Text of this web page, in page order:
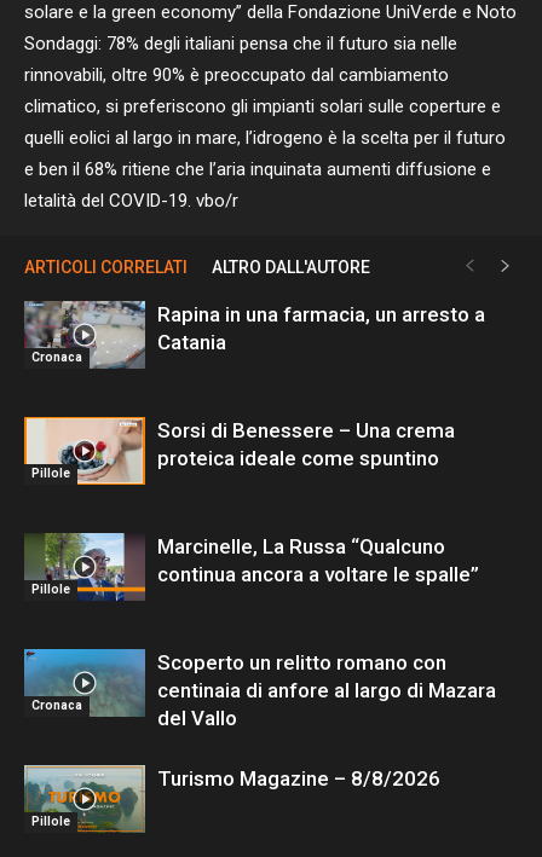
solare e la green economy” della Fondazione UniVerde e Noto
Sondaggi: 78% degli italiani pensa che il futuro sia nelle
rinnovabili, oltre 90% è preoccupato dal cambiamento
climatico, si preferiscono gli impianti solari sulle coperture e
quelli eolici al largo in mare, l’idrogeno è la scelta per il futuro
e ben il 68% ritiene che l’aria inquinata aumenti diffusione e
letalità del COVID-19. vbo/r
ARTICOLI CORRELATI ALTRO DALL'AUTORE
Cronaca
Rapina in una farmacia, un arresto a
Catania
Pillole
Sorsi di Benessere – Una crema
proteica ideale come spuntino
Pillole
Marcinelle, La Russa “Qualcuno
continua ancora a voltare le spalle”
Cronaca
Scoperto un relitto romano con
centinaia di anfore al largo di Mazara
del Vallo
Pillole
Turismo Magazine – 8/8/2026